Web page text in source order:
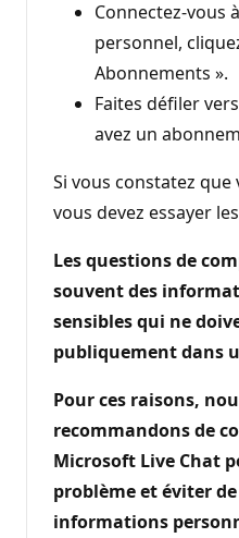
Connectez-vous
personnel,
Abonnements ».
Faites défiler
avez un
Si vous constatez
vous devez essayer
Les questions de
souvent des
sensibles qui ne
publiquement dans
Pour ces raisons,
recommandons de
Microsoft Live Chat
problème et éviter
informations